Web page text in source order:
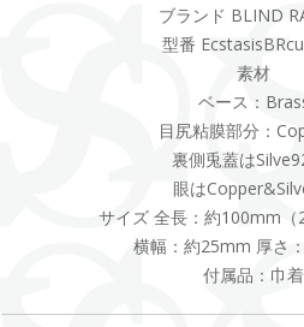
ブランド BLIND
型番
素材
ベース：
目尻粘膜部分：
裏側兎蓋は
眼は
サイズ 全長：約100mm（
横幅：約25mm 厚さ
付属品：巾着